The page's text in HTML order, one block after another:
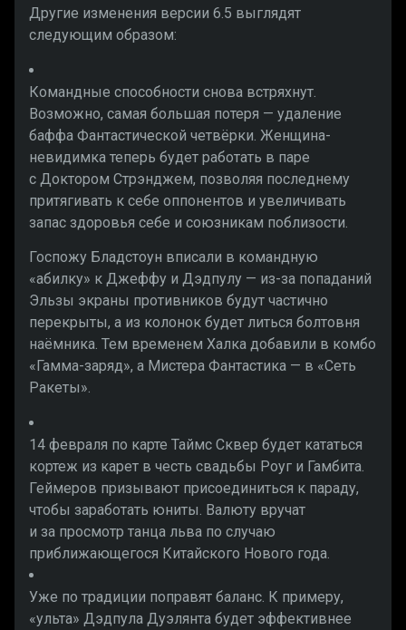
Другие изменения версии 6.5 выглядят
следующим образом:
Командные способности снова встряхнут.
Возможно, самая большая потеря — удаление
баффа Фантастической четвёрки. Женщина-
невидимка теперь будет работать в паре
с Доктором Стрэнджем, позволяя последнему
притягивать к себе оппонентов и увеличивать
запас здоровья себе и союзникам поблизости.
Госпожу Бладстоун вписали в командную
«абилку» к Джеффу и Дэдпулу — из-за попаданий
Эльзы экраны противников будут частично
перекрыты, а из колонок будет литься болтовня
наёмника. Тем временем Халка добавили в комбо
«Гамма-заряд», а Мистера Фантастика — в «Сеть
Ракеты».
14 февраля по карте Таймс Сквер будет кататься
кортеж из карет в честь свадьбы Роуг и Гамбита.
Геймеров призывают присоединиться к параду,
чтобы заработать юниты. Валюту вручат
и за просмотр танца льва по случаю
приближающегося Китайского Нового года.
Уже по традиции поправят баланс. К примеру,
«ульта» Дэдпула Дуэлянта будет эффективнее